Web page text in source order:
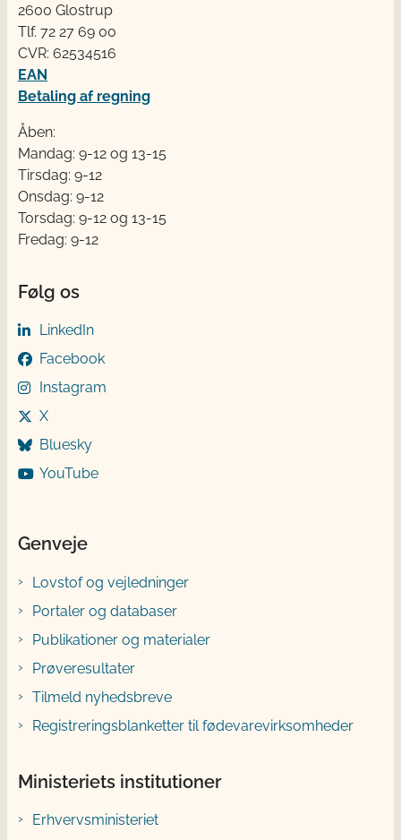
2600 Glostrup
Tlf. 72 2​​​7 69 00
CVR: 62534516
EAN
Betaling af regning
Åben:
Mandag: 9-12 og 13-15
Tirsdag: 9-12
Onsdag: 9-12
Torsdag: 9-12 og 13-15
Fredag: 9-12
Følg os
LinkedIn
Facebook
Instagram
X
Bluesky
YouTube
Genveje
Lovstof og vejledninger
Portaler og databaser
Publikationer og materialer
Prøveresultater
Tilmeld nyhedsbreve
Registreringsblanketter til fødevarevirksomheder
Ministeriets institutioner
Erhvervsministeriet